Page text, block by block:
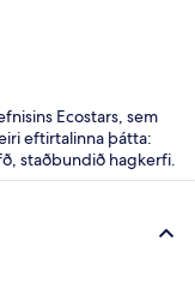
Ecostars, sem
eftirtalinna þátta:
staðbundið hagkerfi.